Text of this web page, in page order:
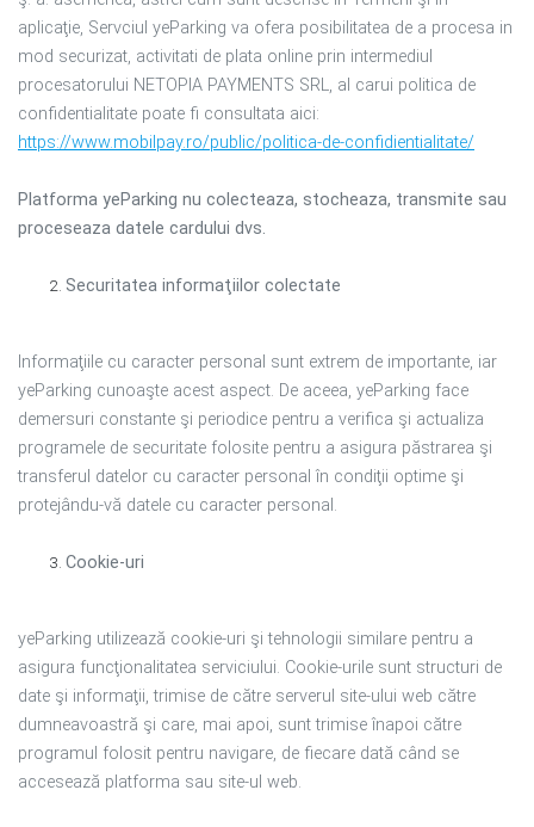
aplicaţie, Servciul yeParking va ofera posibilitatea de a procesa in
mod securizat, activitati de plata online prin intermediul
procesatorului NETOPIA PAYMENTS SRL, al carui politica de
confidentialitate poate fi consultata aici:
https://www.mobilpay.ro/public/politica-de-confidientialitate/
Platforma yeParking nu colecteaza, stocheaza, transmite sau
proceseaza datele cardului dvs.
Securitatea informaţiilor colectate
Informaţiile cu caracter personal sunt extrem de importante, iar
yeParking cunoaşte acest aspect. De aceea, yeParking face
demersuri constante şi periodice pentru a verifica şi actualiza
programele de securitate folosite pentru a asigura păstrarea şi
transferul datelor cu caracter personal în condiţii optime şi
protejându-vă datele cu caracter personal.
Cookie-uri
yeParking utilizează cookie-uri şi tehnologii similare pentru a
asigura funcţionalitatea serviciului. Cookie-urile sunt structuri de
date şi informaţii, trimise de către serverul site-ului web către
dumneavoastră şi care, mai apoi, sunt trimise înapoi către
programul folosit pentru navigare, de fiecare dată când se
accesează platforma sau site-ul web.